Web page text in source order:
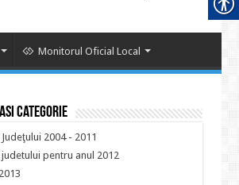
Monitorul Oficial Local
categorie
2004 - 2011
pentru anul 2012